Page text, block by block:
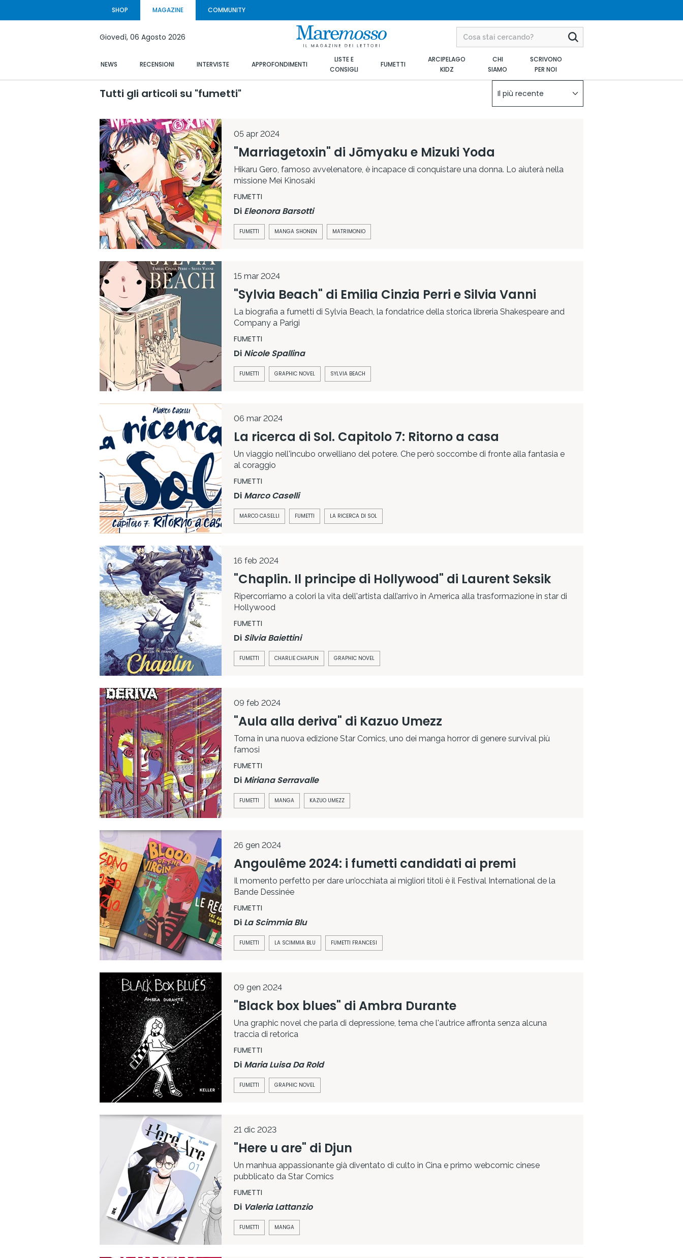
SHOP MAGAZINE COMMUNITY
Giovedì, 06 Agosto 2026
NEWS RECENSIONI INTERVISTE APPROFONDIMENTI
LISTE E
CONSIGLI
FUMETTI
ARCIPELAGO
KIDZ
CHI
SIAMO
SCRIVONO
PER NOI
Tutti gli articoli su "fumetti" Il più recente
05 apr 2024
"Marriagetoxin" di Jōmyaku e Mizuki Yoda
Hikaru Gero, famoso avvelenatore, è incapace di conquistare una donna. Lo aiuterà nella
missione Mei Kinosaki
FUMETTI
Di Eleonora Barsotti
FUMETTI MANGA SHONEN MATRIMONIO
15 mar 2024
"Sylvia Beach" di Emilia Cinzia Perri e Silvia Vanni
La biografia a fumetti di Sylvia Beach, la fondatrice della storica libreria Shakespeare and
Company a Parigi
FUMETTI
Di Nicole Spallina
FUMETTI GRAPHIC NOVEL SYLVIA BEACH
06 mar 2024
La ricerca di Sol. Capitolo 7: Ritorno a casa
Un viaggio nell'incubo orwelliano del potere. Che però soccombe di fronte alla fantasia e
al coraggio
FUMETTI
Di Marco Caselli
MARCO CASELLI FUMETTI LA RICERCA DI SOL
16 feb 2024
"Chaplin. Il principe di Hollywood" di Laurent Seksik
Ripercorriamo a colori la vita dell'artista dall’arrivo in America alla trasformazione in star di
Hollywood
FUMETTI
Di Silvia Baiettini
FUMETTI CHARLIE CHAPLIN GRAPHIC NOVEL
09 feb 2024
"Aula alla deriva" di Kazuo Umezz
Torna in una nuova edizione Star Comics, uno dei manga horror di genere survival più
famosi
FUMETTI
Di Miriana Serravalle
FUMETTI MANGA KAZUO UMEZZ
26 gen 2024
Angoulême 2024: i fumetti candidati ai premi
Il momento perfetto per dare un’occhiata ai migliori titoli è il Festival International de la
Bande Dessinée
FUMETTI
Di La Scimmia Blu
FUMETTI LA SCIMMIA BLU FUMETTI FRANCESI
09 gen 2024
"Black box blues" di Ambra Durante
Una graphic novel che parla di depressione, tema che l'autrice affronta senza alcuna
traccia di retorica
FUMETTI
Di Maria Luisa Da Rold
FUMETTI GRAPHIC NOVEL
21 dic 2023
"Here u are" di Djun
Un manhua appassionante già diventato di culto in Cina e primo webcomic cinese
pubblicato da Star Comics
FUMETTI
Di Valeria Lattanzio
FUMETTI MANGA